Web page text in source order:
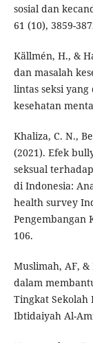
sosial dan
61 (10), 3859-
Källmén, H., &
dan masalah
lintas seksi
kesehatan
Khaliza, C. N.,
(2021). Efek
seksual
di Indonesia:
health survey
Pengembangan
106.
Muslimah, AF, &
dalam
Tingkat Sekolah
Ibtidaiyah Al-